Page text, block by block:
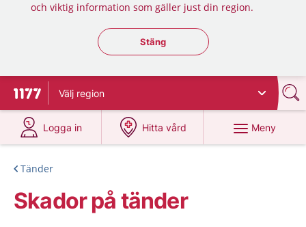
och viktig information som gäller just din region.
Stäng regionsväljaren
Stäng
Till startsidan för 1177
Välj region
Logga in
på 1177.se
Hitta vård
på 1177.se
Meny
Tänder
Skador på tänder